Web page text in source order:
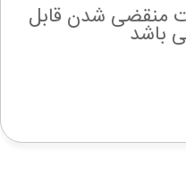
منقضی شدن قابل
باشد